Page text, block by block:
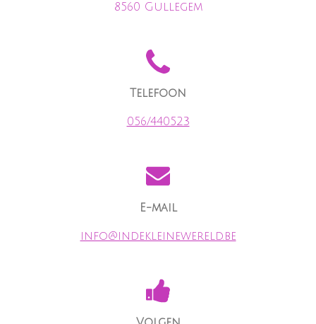
8560 Gullegem
Telefoon
056/440523
E-mail
info@indekleinewereld.be